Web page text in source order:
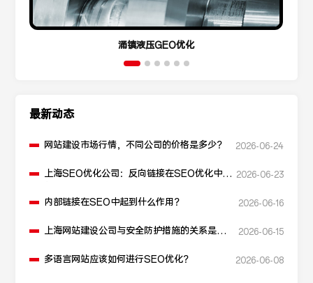
涌镇液压GEO优化
最新动态
网站建设市场行情，不同公司的价格是多少？ 2026-06-24
上海SEO优化公司：反向链接在SEO优化中起 2026-06-23
内部链接在SEO中起到什么作用？ 2026-06-16
上海网站建设公司与安全防护措施的关系是什
2026-06-15
多语言网站应该如何进行SEO优化？ 2026-06-08